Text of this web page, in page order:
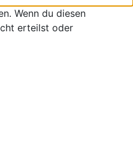
Wenn du diesen
erteilst oder